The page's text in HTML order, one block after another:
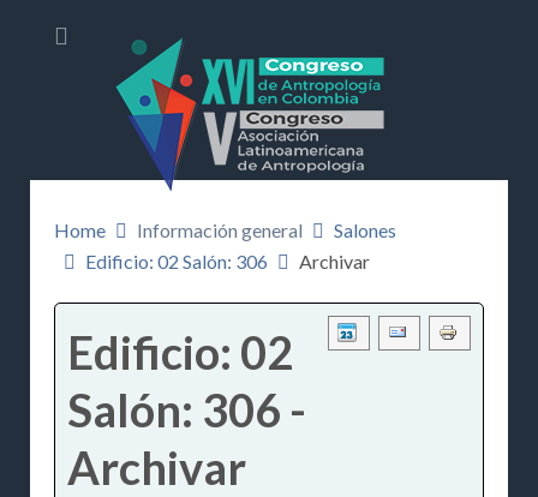
Home Información general
Salones
Edificio: 02 Salón: 306
Archivar
Edificio: 02
Salón: 306 -
Archivar